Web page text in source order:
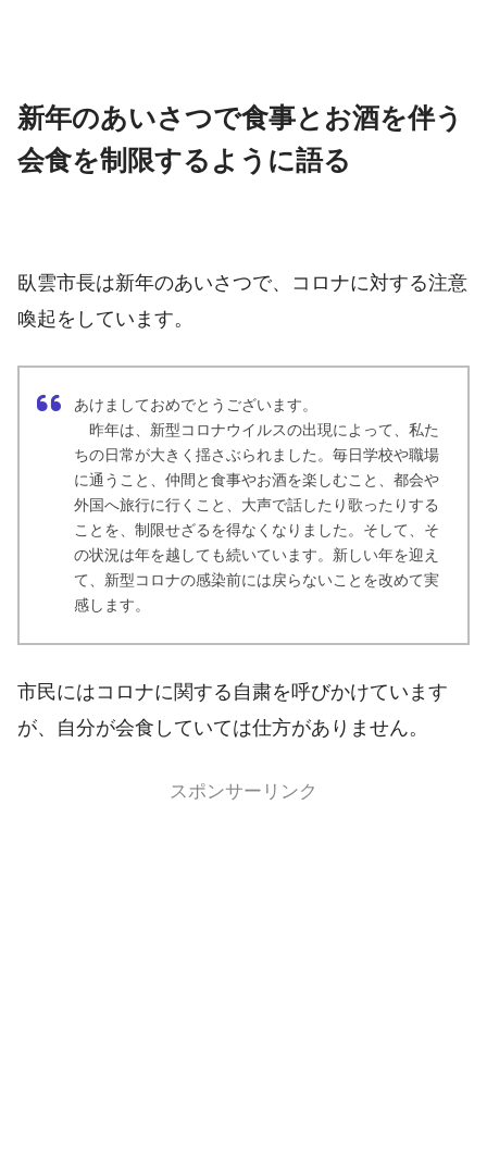
新年のあいさつで食事とお酒を伴う
会食を制限するように語る
臥雲市長は新年のあいさつで、コロナに対する注意
喚起をしています。
あけましておめでとうございます。
昨年は、新型コロナウイルスの出現によって、私た
ちの日常が大きく揺さぶられました。毎日学校や職場
に通うこと、仲間と食事やお酒を楽しむこと、都会や
外国へ旅行に行くこと、大声で話したり歌ったりする
ことを、制限せざるを得なくなりました。そして、そ
の状況は年を越しても続いています。新しい年を迎え
て、新型コロナの感染前には戻らないことを改めて実
感します。
市民にはコロナに関する自粛を呼びかけています
が、自分が会食していては仕方がありません。
スポンサーリンク